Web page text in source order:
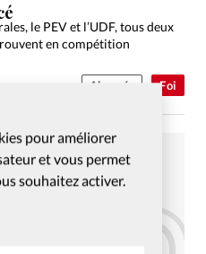
pour améliorer
et vous permet
souhaitez activer.
Foi
le PEV et l’UDF, tous deux
en compétition
Abonnés